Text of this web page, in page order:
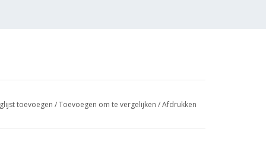
toevoegen /Toevoegen om te vergelijken /Afdrukken